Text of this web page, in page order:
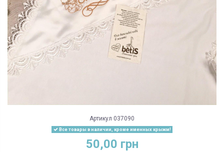
Артикул 037090
Все товары в наличии, кроме именных крыжм!
50,00 грн